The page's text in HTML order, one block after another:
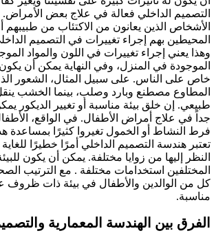
الداخلي فعالة في علاج بعض الأمراض.
الذين يعانون من الاكتئاب من طبيبهم أو
بهم إجراء تغييرات في التصميم الداخلي
إجراء تغييرات في اللون والمواد الموجودة
في المنزل، وفي النهاية يمكن أن يكون لكل
الناس. على سبيل المثال، الشعور الذي يأتي
مصطنع وبارد وصلب، بينما الخشب ينقل
إن خلق بيئة مناسبة أو تغيير الديكور يمكن أن
علاج أمراض الأطفال. في الواقع، الأطفال
أو الخمول تغيروا كثيرًا بمساعدة هذه
هندسة التصميم الداخلي أمرًا خطيرًا للغاية
إليها من زوايا مختلفة. يمكن أن يكون للبيئة
استخدامات مختلفة . مع الترتيب الصحيح
الوالدين والأطفال في بيئة ذات ظروف عقلية
بين الهندسة المعمارية والتصميم